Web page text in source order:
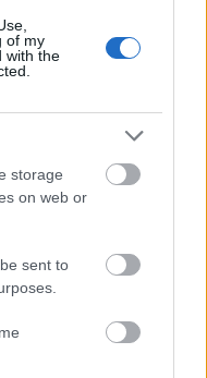
of my
with the
storage
on web or
sent to
története